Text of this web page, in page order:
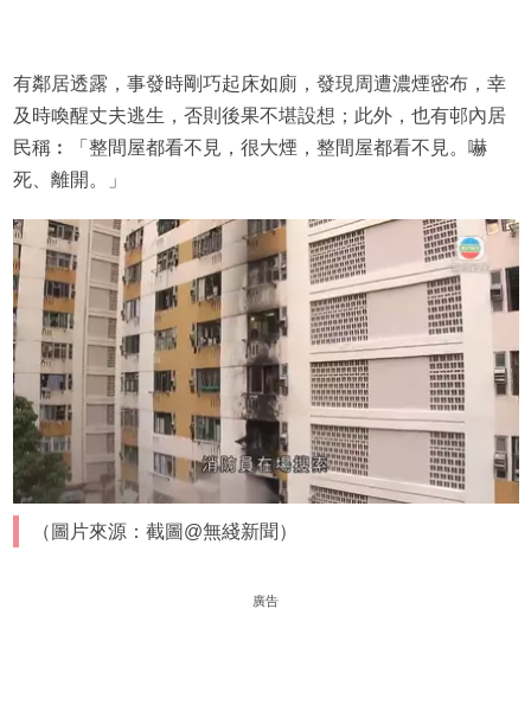
有鄰居透露，事發時剛巧起床如廁，發現周遭濃煙密布，幸
及時喚醒丈夫逃生，否則後果不堪設想；此外，也有邨內居
民稱︰「整間屋都看不見，很大煙，整間屋都看不見。嚇
死、離開。」
（圖片來源：截圖@無綫新聞）
廣告